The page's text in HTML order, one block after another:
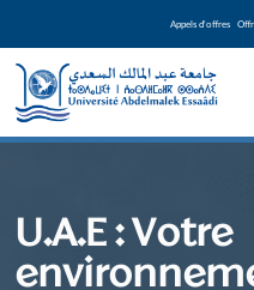
Appels d'offres
U.A.E : Votre